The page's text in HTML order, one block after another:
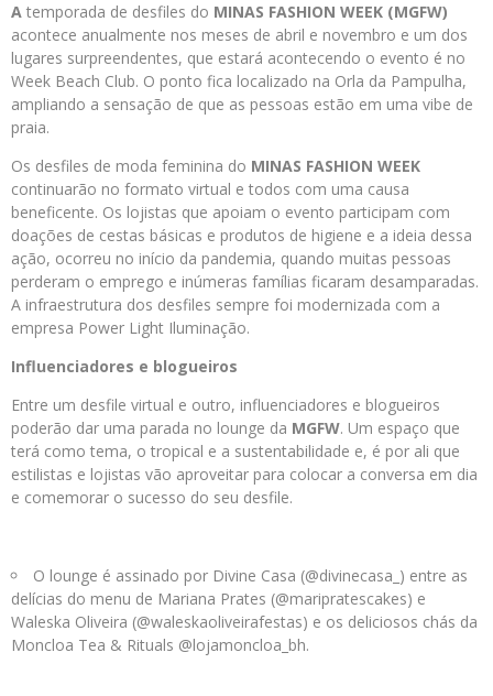
A temporada de desfiles do MINAS FASHION WEEK (MGFW)
acontece anualmente nos meses de abril e novembro e um dos
lugares surpreendentes, que estará acontecendo o evento é no
Week Beach Club. O ponto fica localizado na Orla da Pampulha,
ampliando a sensação de que as pessoas estão em uma vibe de
praia.
Os desfiles de moda feminina do MINAS FASHION WEEK
continuarão no formato virtual e todos com uma causa
beneficente. Os lojistas que apoiam o evento participam com
doações de cestas básicas e produtos de higiene e a ideia dessa
ação, ocorreu no início da pandemia, quando muitas pessoas
perderam o emprego e inúmeras famílias ficaram desamparadas.
A infraestrutura dos desfiles sempre foi modernizada com a
empresa Power Light Iluminação.
Influenciadores e blogueiros
Entre um desfile virtual e outro, influenciadores e blogueiros
poderão dar uma parada no lounge da MGFW. Um espaço que
terá como tema, o tropical e a sustentabilidade e, é por ali que
estilistas e lojistas vão aproveitar para colocar a conversa em dia
e comemorar o sucesso do seu desfile.
O lounge é assinado por Divine Casa (@divinecasa_) entre as
delícias do menu de Mariana Prates (@maripratescakes) e
Waleska Oliveira (@waleskaoliveirafestas) e os deliciosos chás da
Moncloa Tea & Rituals @lojamoncloa_bh.